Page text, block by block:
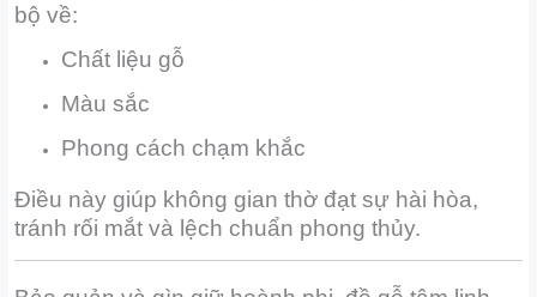
bộ về:
Chất liệu gỗ
Màu sắc
Phong cách chạm khắc
Điều này giúp không gian thờ đạt sự hài hòa,
tránh rối mắt và lệch chuẩn phong thủy.